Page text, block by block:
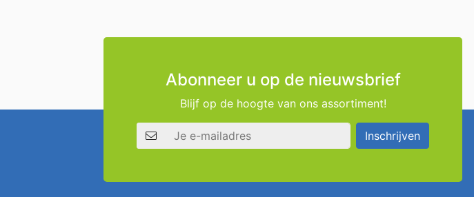
Abonneer u op de nieuwsbrief
Blijf op de hoogte van ons assortiment!
E-mailadres
Inschrijven